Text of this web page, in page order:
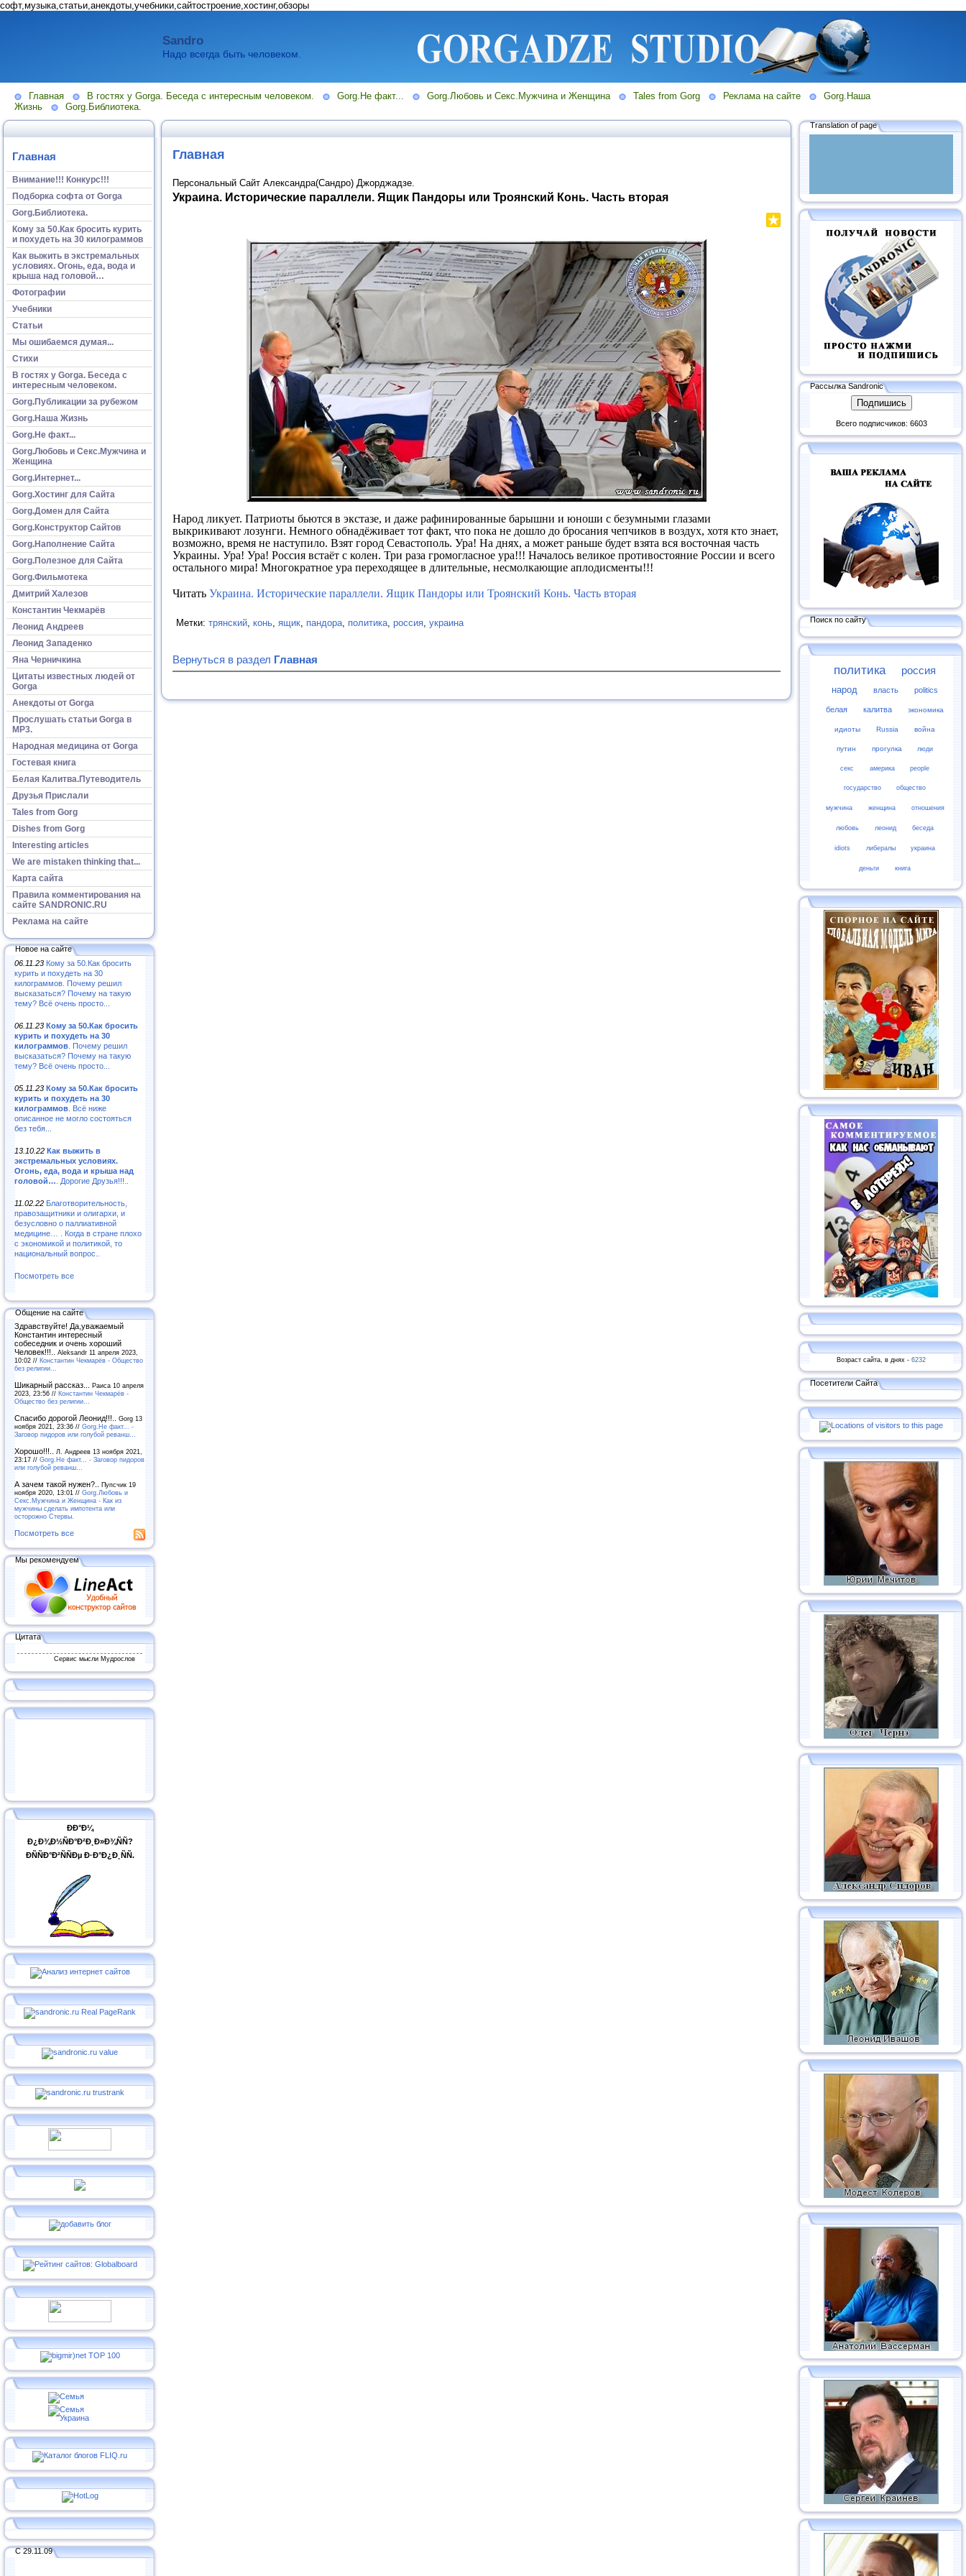
софт,музыка,статьи,анекдоты,учебники,сайтостроение,хостинг,обзоры
Sandro
Надо всегда быть человеком.
Главная В гостях у Gorga. Беседа с интересным человеком. Gorg.Не факт... Gorg.Любовь и Секс.Мужчина и Женщина Tales from Gorg Реклама на сайте
Gorg.Наша
Жизнь
Gorg.Библиотека.
Главная
Внимание!!! Конкурс!!!
Подборка софта от Gorga
Gorg.Библиотека.
Кому за 50.Как бросить курить
и похудеть на 30 килограммов
Как выжить в экстремальных
условиях. Огонь, еда, вода и
крыша над головой…
Фотографии
Учебники
Статьи
Мы ошибаемся думая...
Стихи
В гостях у Gorga. Беседа с
интересным человеком.
Gorg.Публикации за рубежом
Gorg.Наша Жизнь
Gorg.Не факт...
Gorg.Любовь и Секс.Мужчина и
Женщина
Gorg.Интернет...
Gorg.Хостинг для Сайта
Gorg.Домен для Сайта
Gorg.Конструктор Сайтов
Gorg.Наполнение Сайта
Gorg.Полезное для Сайта
Gorg.Фильмотека
Дмитрий Халезов
Константин Чекмарёв
Леонид Андреев
Леонид Западенко
Яна Черничкина
Цитаты известных людей от
Gorga
Анекдоты от Gorga
Прослушать статьи Gorga в
МР3.
Народная медицина от Gorga
Гостевая книга
Белая Калитва.Путеводитель
Друзья Прислали
Tales from Gorg
Dishes from Gorg
Interesting articles
We are mistaken thinking that...
Карта сайта
Правила комментирования на
сайте SANDRONIC.RU
Реклама на сайте
Новое на сайте
06.11.23 Кому за 50.Как бросить
курить и похудеть на 30
килограммов. Почему решил
высказаться? Почему на такую
тему? Всё очень просто...
06.11.23 Кому за 50.Как бросить
курить и похудеть на 30
килограммов . Почему решил
высказаться? Почему на такую
тему? Всё очень просто...
05.11.23 Кому за 50.Как бросить
курить и похудеть на 30
килограммов . Всё ниже
описанное не могло состояться
без тебя...
13.10.22 Как выжить в
экстремальных условиях.
Огонь, еда, вода и крыша над
головой… . Дорогие Друзья!!!..
11.02.22 Благотворительность,
правозащитники и олигархи, и
безусловно о паллиативной
медицине… . Когда в стране плохо
с экономикой и политикой, то
национальный вопрос..
Посмотреть все
Общение на сайте
Здравствуйте! Да,уважаемый
Константин интересный
собеседник и очень хороший
Человек!!!.. Aleksandr 11 апреля 2023,
10:02 // Константин Чекмарёв - Общество
без религии...
Шикарный рассказ... Раиса 10 апреля
2023, 23:56 // Константин Чекмарёв -
Общество без религии...
Спасибо дорогой Леонид!!!.. Gorg 13
ноября 2021, 23:36 // Gorg.Не факт... -
Заговор пидоров или голубой реванш…
Хорошо!!!..
Л. Андреев 13 ноября 2021,
23:17 // Gorg.Не факт... - Заговор пидоров
или голубой реванш…
А зачем такой нужен?.. Пупсчик 19
ноября 2020, 13:01 // Gorg.Любовь и
Секс.Мужчина и Женщина - Как из
мужчины сделать импотента или
осторожно Стервы.
Посмотреть все
Мы рекомендуем
Цитата
Сервис мысли Мудрослов
ÐÐ°Ð¼
Ð¿Ð¾Ð½ÑÐ°Ð²Ð¸Ð»Ð¾ÑÑ?
ÐÑÑÐ°Ð²ÑÑÐµ Ð·Ð°Ð¿Ð¸ÑÑ.
С 29.11.09
Главная
Персональный Сайт Александра(Сандро) Джорджадзе.
Украина. Исторические параллели. Ящик Пандоры или Троянский Конь. Часть вторая
Народ ликует. Патриоты бьются в экстазе, и даже рафинированные барышни и юноши с безумными глазами
выкрикивают лозунги. Немного обнадёживает тот факт, что пока не дошло до бросания чепчиков в воздух, хотя кто знает,
возможно, время не наступило. Взят город Севастополь. Ура! На днях, а может раньше будет взята вся восточная часть
Украины. Ура! Ура! Россия встаёт с колен. Три раза громогласное ура!!! Началось великое противостояние России и всего
остального мира! Многократное ура переходящее в длительные, несмолкающие аплодисменты!!!
Читать Украина. Исторические параллели. Ящик Пандоры или Троянский Конь. Часть вторая
Метки: трянский, конь, ящик, пандора, политика, россия, украина
Вернуться в раздел Главная
Translation of page
Рассылка Sandronic
Всего подписчиков: 6603
Поиск по сайту
политика россия
народ власть politics
белая калитва экономика
идиоты Russia война
путин прогулка люди
секс америка people
государство общество
мужчина женщина отношения
любовь леонид беседа
idiots либералы украина
деньги книга
Возраст сайта, в днях - 6232
Посетители Сайта